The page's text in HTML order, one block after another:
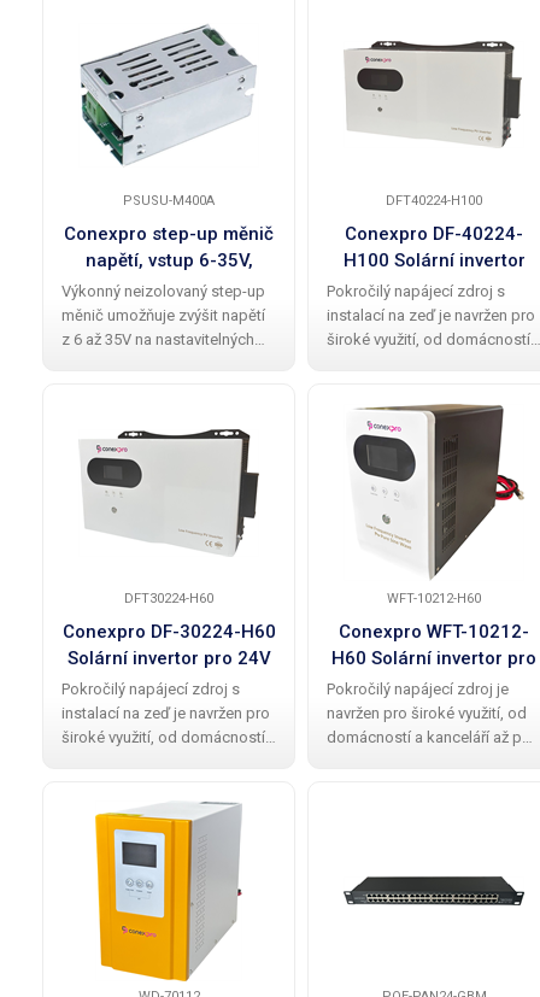
trvalý výstupní proud až 7A s
Poskytuje trvalý výstupní proud
až 10A s
PSUSU-M400A
Conexpro step-up měnič
napětí, vstup 6-35V,
výstup 31-66V, 7A, 200W
Výkonný neizolovaný step-up
měnič umožňuje zvýšit napětí
z 6 až 35V na nastavitelných
trvalý výstupní proud až 7A . S
DFT40224-H100
Conexpro DF-40224-
H100 Solární invertor
pro 24V baterie, 4000W,
100A MPPT
Pokročilý napájecí zdroj s
instalací na zeď je navržen pro
široké využití, od domácností,
síťová zařízení a solární
systémy. Je plně kompatibilní
DFT30224-H60
Conexpro DF-30224-H60
Solární invertor pro 24V
baterie, 3000W, 60A
MPPT
Pokročilý napájecí zdroj s
instalací na zeď je navržen pro
široké využití, od domácností,
síťová zařízení a solární
systémy. Je plně kompatibilní
WFT-10212-H60
Conexpro WFT-10212-
H60 Solární invertor pro
12V baterie, 1000W, 60A
MPPT
Pokročilý napájecí zdroj je
navržen pro široké využití, od
domácností a kanceláří až po